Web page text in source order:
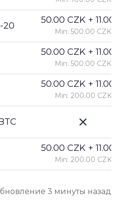
20
50.00 CZK +
Min: 500.00 CZK
50.00 CZK +
Min: 500.00 CZK
50.00 CZK +
Min: 200.00 CZK
50.00 CZK +
Min: 200.00 CZK
3 минуты назад